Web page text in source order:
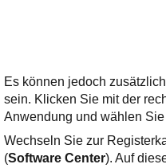
Es können jedoch
sein. Klicken Sie mit der
Anwendung und wählen Sie
Wechseln Sie zur
(Software Center). Auf